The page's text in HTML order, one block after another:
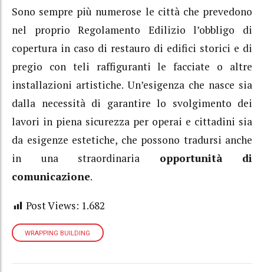
Sono sempre più numerose le città che prevedono
nel proprio Regolamento Edilizio l’obbligo di
copertura in caso di restauro di edifici storici e di
pregio con teli raffiguranti le facciate o altre
installazioni artistiche. Un’esigenza che nasce sia
dalla necessità di garantire lo svolgimento dei
lavori in piena sicurezza per operai e cittadini sia
da esigenze estetiche, che possono tradursi anche
in una straordinaria opportunità di
comunicazione.
Post Views: 1.682
WRAPPING BUILDING